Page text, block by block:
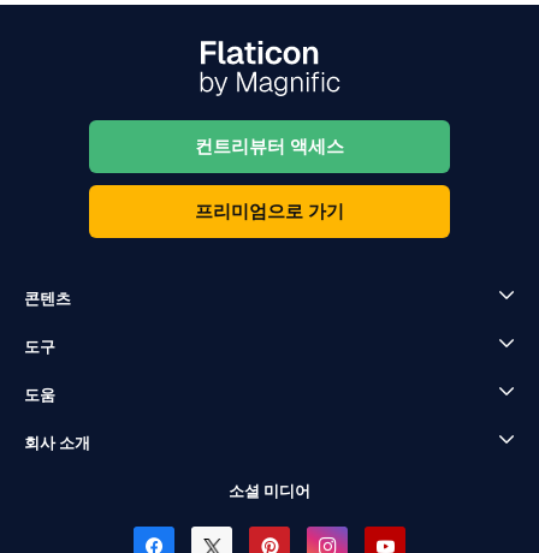
컨트리뷰터 액세스
프리미엄으로 가기
콘텐츠
도구
도움
회사 소개
소셜 미디어